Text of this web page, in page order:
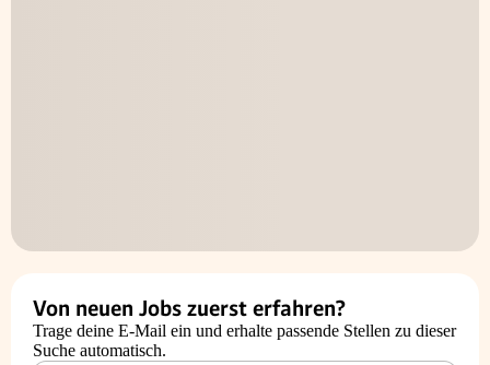
Von neuen Jobs zuerst erfahren?
Trage deine E-Mail ein und erhalte passende Stellen zu dieser
Suche automatisch.